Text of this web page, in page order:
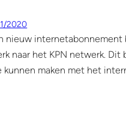
2020
nieuw internetabonnement
naar het KPN netwerk. Dit
maken met het